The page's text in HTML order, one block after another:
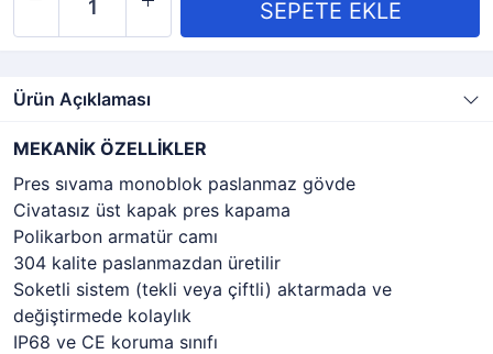
Ürün Açıklaması
MEKANİK ÖZELLİKLER
Pres sıvama monoblok paslanmaz gövde
Civatasız üst kapak pres kapama
Polikarbon armatür camı
304 kalite paslanmazdan üretilir
Soketli sistem (tekli veya çiftli) aktarmada ve
değiştirmede kolaylık
IP68 ve CE koruma sınıfı